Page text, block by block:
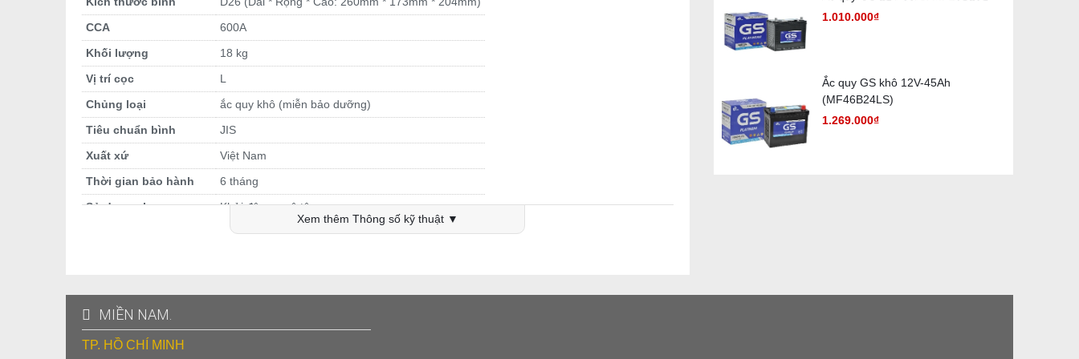
CCA
600A
Khối lượng
18 kg
Vị trí cọc
L
Chủng loại
ắc quy khô (miễn bảo dưỡng)
Tiêu chuẩn bình
JIS
Xuất xứ
Việt Nam
Thời gian bảo hành
6 tháng
Sử dụng cho
Khởi động xe ô tô
Tương ứng với điện lượng 70AH, sản phẩm sau khi nạp đầy có thể phóng ra dòng điện 3.5A liên tục trong 20 giờ
trước khi hiệu điện thế giảm xuống dưới 10.5V.
GS 12V 70AH 80D26L MF là bình cọc L nên khi áp chiều dài bình và quay phần 2 cọc hướng về bụng, bạn có thể
Xem thêm Thông số kỹ thuật ▼
1.010.000₫
Ắc quy GS khô 12V-45Ah
(MF46B24LS)
1.269.000₫
MIỀN NAM.
TP. HỒ CHÍ MINH